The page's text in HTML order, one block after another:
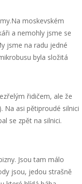
moskevském
a nemohly jsme se
jsme na radu jedné
byla složitá
řidičem, ale že
Na asi pětiproudé silnici
se zpět na silnici.
Jsou tam málo
jsou, jedou strašně